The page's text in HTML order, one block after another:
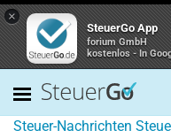
×
SteuerGo App
forium GmbH
kostenlos - In
Steuer-Nachrichten